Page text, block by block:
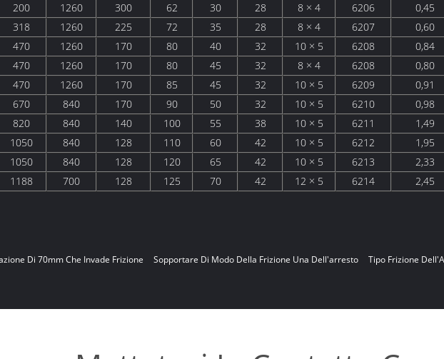
200 1260 300 62 30 28 8 × 4 6206
0,45
318 1260 225 72 35 28 8 × 4 6207
0,60
470 1260 170 80 40 32 10 × 5 6208
0,84
470 1260 170 80 45 32 8 × 4 6208
0,80
470 1260 170 85 45 32 10 × 5 6209
0,91
670 840 170 90 50 32 10 × 5 6210
0,98
820 840 140 100 55 38 10 × 5 6211
1,49
1050 840 128 110 60 42 10 × 5 6212
1,95
1050 840 128 120 65 42 10 × 5 6213
2,33
1188 700 128 125 70 42 12 × 5 6214 2,45
Di 70mm Che Invade Frizione Sopportare Di Modo Della Frizione Una Dell'arresto Tipo Frizione